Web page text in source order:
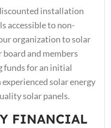
installation
accessible to non-
organization to solar
and members
funds for an initial
solar energy
solar panels.
FINANCIAL